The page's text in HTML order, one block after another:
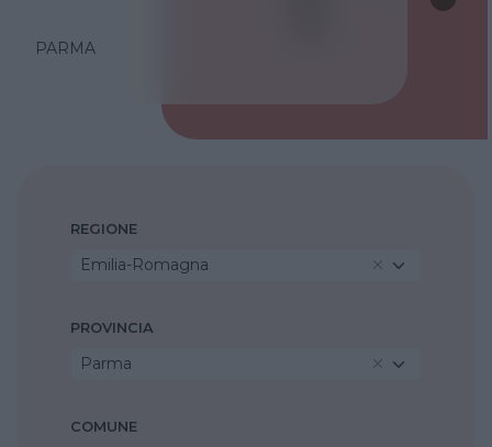
PARMA
REGIONE
Emilia-Romagna
PROVINCIA
Parma
COMUNE